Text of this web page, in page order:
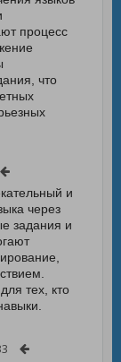
процесс
что
и
через
задания и
тех, кто